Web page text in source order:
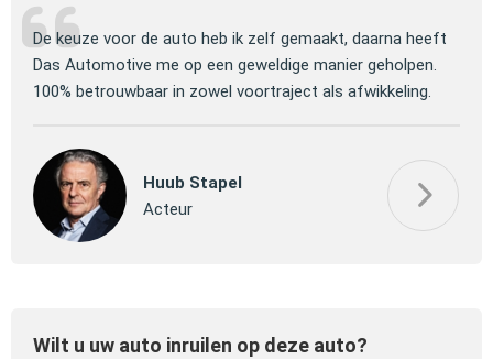
De keuze voor de auto heb ik zelf gemaakt, daarna heeft
Das Automotive me op een geweldige manier geholpen.
100% betrouwbaar in zowel voortraject als afwikkeling.
Huub Stapel
Acteur
Wilt u uw auto inruilen op deze auto?